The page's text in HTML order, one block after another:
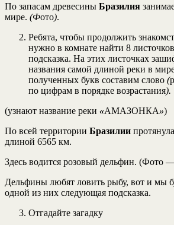
По запасам древесины Бразилия
мире. (Фото).
Ребята, чтобы продолжить
нужно в комнате найти 8
подсказка. На этих листочках
названия самой длиной реки в
полученных букв составим слово (
по цифрам в порядке возрастания).
(узнают название реки «АМАЗОНКА»)
По всей территории Бразилии
длиной 6565 км.
Здесь водится розовый дельфин. (Фото
Дельфины любят ловить рыбу, вот и мы
одной из них следующая подсказка.
Отгадайте загадку